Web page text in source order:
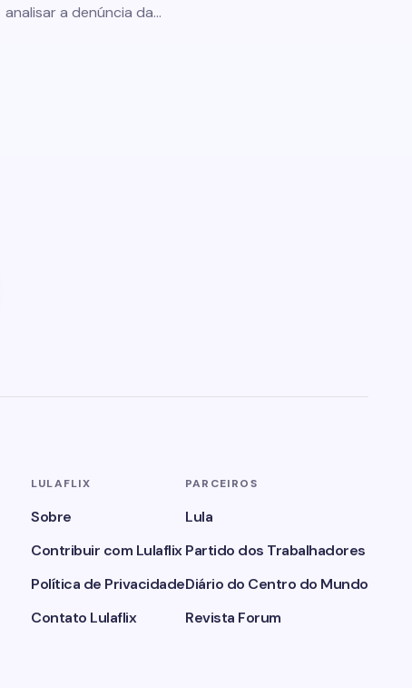
analisar a denúncia da…
LULAFLIX
Sobre
Contribuir com Lulaflix
Política de Privacidade
Contato Lulaflix
PARCEIROS
Lula
Partido dos Trabalhadores
Diário do Centro do Mundo
Revista Forum